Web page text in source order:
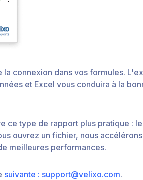
connexion dans vos formules.
et Excel vous conduira à la
ce type de rapport plus pratique :
ouvrez un fichier, nous
meilleures performances.
suivante : support@velixo.com.